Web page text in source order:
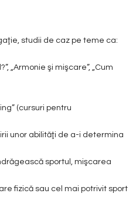
studii de caz pe teme ca:
„Armonie şi mişcare”, „Cum
(cursuri pentru
unor abilităţi de a-i determina
sportul, mişcarea
fizică sau cel mai potrivit sport